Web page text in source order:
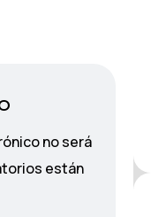
no será
están